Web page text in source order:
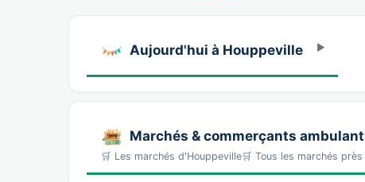
Aujourd'hui à Houppeville
Marchés & commerçants
🛒 Les marchés d'Houppeville🛒 Tous les marchés